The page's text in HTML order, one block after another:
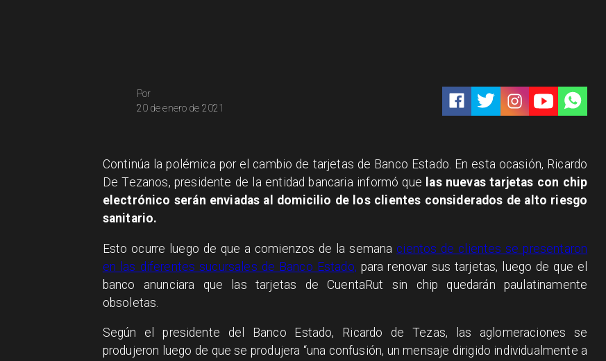
Por
20 de enero de 2021
Continúa la polémica por el cambio de tarjetas de Banco Estado. En esta ocasión, Ricardo
De Tezanos, presidente de la entidad bancaria informó que las nuevas tarjetas con chip
electrónico serán enviadas al domicilio de los clientes considerados de alto riesgo
sanitario.
Esto ocurre luego de que a comienzos de la semana cientos de clientes se presentaron
en las diferentes sucursales de Banco Estado, para renovar sus tarjetas, luego de que el
banco anunciara que las tarjetas de CuentaRut sin chip quedarán paulatinamente
obsoletas.
Según el presidente del Banco Estado, Ricardo de Tezas, las aglomeraciones se
produjeron luego de que se produjera “una confusión, un mensaje dirigido individualmente a